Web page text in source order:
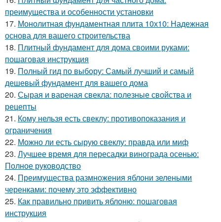
преимущества и особенности установки
17. Монолитная фундаментная плита 10х10: Надежная
основа для вашего строительства
18. Плитный фундамент для дома своими руками:
пошаговая инструкция
19. Полный гид по выбору: Самый лучший и самый
дешевый фундамент для вашего дома
20. Сырая и вареная свекла: полезные свойства и
рецепты
21. Кому нельзя есть свеклу: противопоказания и
ограничения
22. Можно ли есть сырую свеклу: правда или миф
23. Лучшее время для пересадки винограда осенью:
Полное руководство
24. Преимущества размножения яблони зелеными
черенками: почему это эффективно
25. Как правильно привить яблоню: пошаговая
инструкция